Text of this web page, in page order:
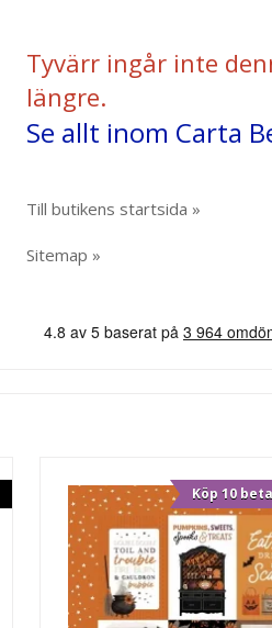
Tyvärr ingår inte
längre.
Se allt inom Carta
Till butikens startsida »
Sitemap »
Köp 10